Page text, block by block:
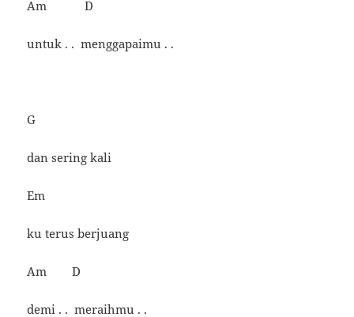
Am D
untuk . . menggapaimu . .
G
dan sering kali
Em
ku terus berjuang
Am D
demi . . meraihmu . .